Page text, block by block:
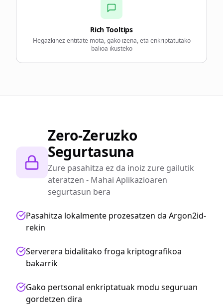
Rich Tooltips
Hegazkinez entitate mota, gako izena, eta enkriptatutako
balioa ikusteko
Zero-Zeruzko
Segurtasuna
Zure pasahitza ez da inoiz zure gailutik
ateratzen - Mahai Aplikazioaren
segurtasun bera
Pasahitza lokalmente prozesatzen da Argon2id-
rekin
Serverera bidalitako froga kriptografikoa
bakarrik
Gako pertsonal enkriptatuak modu seguruan
gordetzen dira